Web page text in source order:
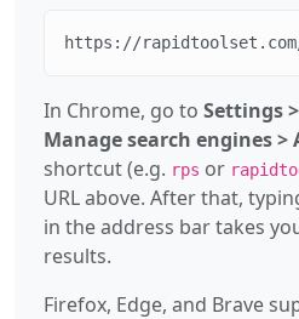
https://rapidtoolset.com/
In Chrome, go to Settings
Manage search engines >
shortcut (e.g. rps or
URL above. After that,
in the address bar takes
results.
Firefox, Edge, and Brave